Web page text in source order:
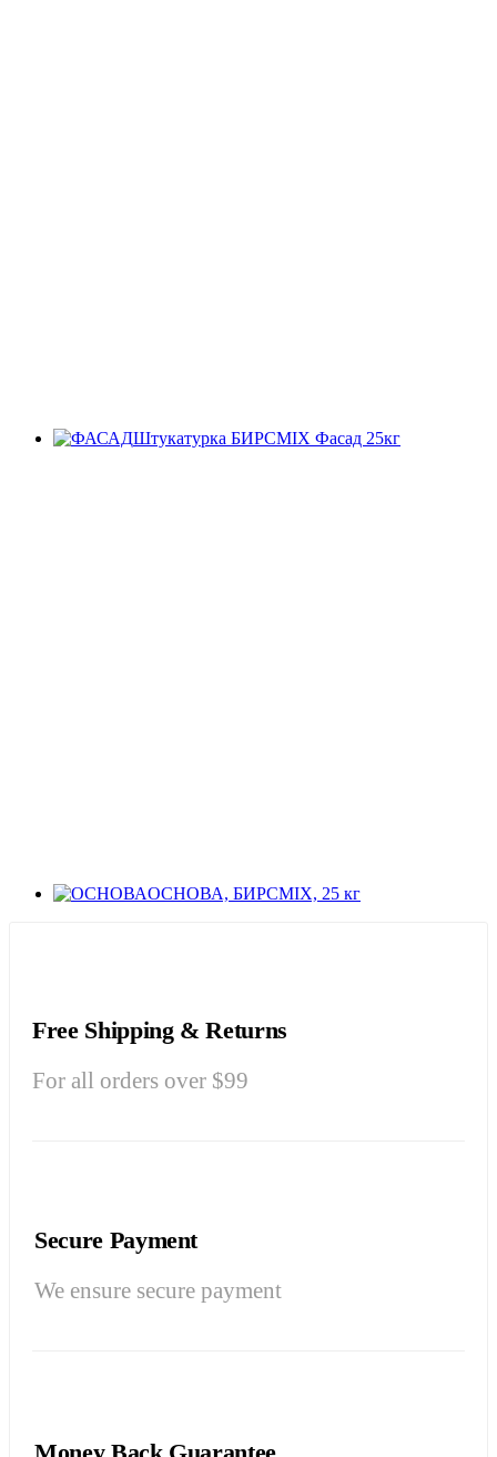
Штукатурка БИРСMIX Фасад 25кг
ОСНОВА, БИРСMIX, 25 кг
Free Shipping & Returns
For all orders over $99
Secure Payment
We ensure secure payment